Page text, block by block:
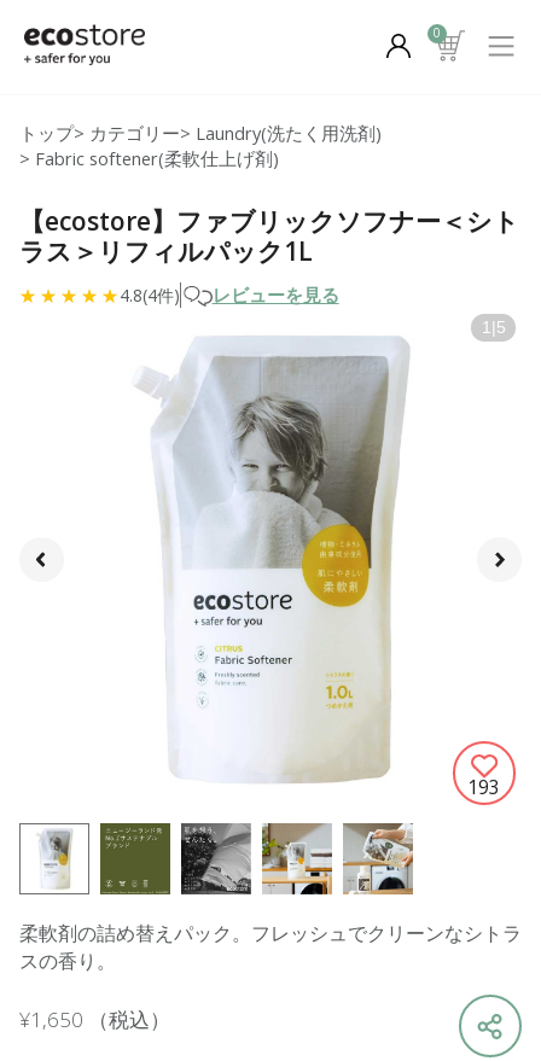
0
トップ> カテゴリー> Laundry(洗たく用洗剤)
> Fabric softener(柔軟仕上げ剤)
【ecostore】ファブリックソフナー＜シト
ラス＞リフィルパック1L
4.8(4件) レビューを見る
1 5
193
柔軟剤の詰め替えパック。フレッシュでクリーンなシトラ
スの香り。
¥1,650 （税込）